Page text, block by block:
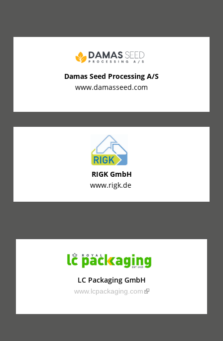
Damas Seed Processing A/S
www.damasseed.com
RIGK GmbH
www.rigk.de
LC Packaging GmbH
www.lcpackaging.com(link is external)